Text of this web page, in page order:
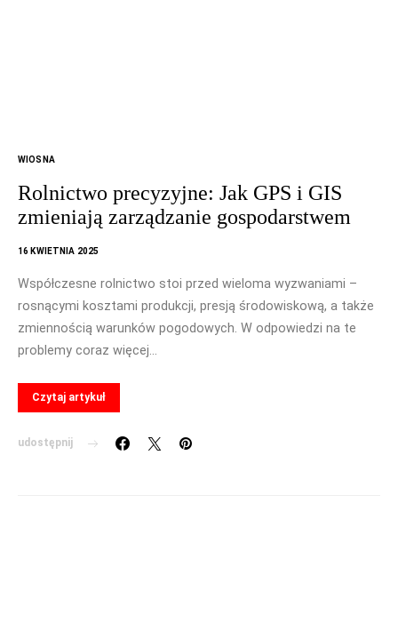
WIOSNA
Rolnictwo precyzyjne: Jak GPS i GIS
zmieniają zarządzanie gospodarstwem
16 KWIETNIA 2025
Współczesne rolnictwo stoi przed wieloma wyzwaniami –
rosnącymi kosztami produkcji, presją środowiskową, a także
zmiennością warunków pogodowych. W odpowiedzi na te
problemy coraz więcej…
Czytaj artykuł
udostępnij